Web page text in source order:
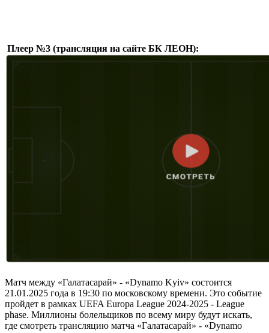
Плеер №3 (трансляция на сайте БК ЛЕОН):
Матч между «Галатасарай» - «Dynamo Kyiv» состоится
21.01.2025 года в 19:30 по московскому времени. Это событие
пройдет в рамках UEFA Europa League 2024-2025 - League
phase. Миллионы болельщиков по всему миру будут искать,
где смотреть трансляцию матча «Галатасарай» - «Dynamo